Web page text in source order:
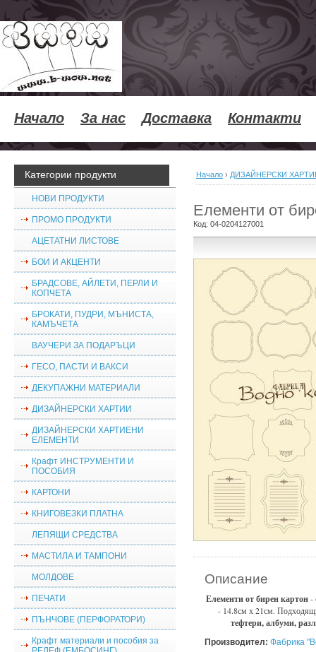
Начало За нас Доставка Контакти
Категории продукти
НОВИ ПРОДУКТИ
ПРОМО ПРОДУКТИ
АЦЕТАТНИ ЛИСТОВЕ
БОИ И АКЦЕНТИ
БРАДСОВЕ, АЙЛЕТИ, ПЕРЛИ И
КОПЧЕТА
БРОКАТИ, ПУДРИ, МЪНИСТА,
КАМЪЧЕТА
ВАУЧЕРИ ЗА ПОДАРЪЦИ
ГЕСО, ПАСТИ И ВАКСИ
ДЕКУПАЖНИ МАТЕРИАЛИ
ДИЗАЙНЕРСКИ ХАРТИИ
ДИЗАЙНЕРСКИ ХАРТИЕНИ
ЕЛЕМЕНТИ
Крафт ИНСТРУМЕНТИ И
ПОСОБИЯ
КАРТОНИ
КНИГОВЕЗКИ ПЛАТНА
ЛЕПЯЩИ СРЕДСТВА
МАСТИЛА И ТАМПОНИ
МОЛДОВЕ
ПЕЧАТИ
ПЪНЧОВЕ (ПЕРФОРАТОРИ)
Крафт материали и пособия за
Начало › ДИЗАЙНЕРСКИ
Елементи от
Код: 04-0204127001
Описание
Елементи от бирен картон-
- 14.8см х 21см.
тефтери, албуми,
Производител: Фабрика